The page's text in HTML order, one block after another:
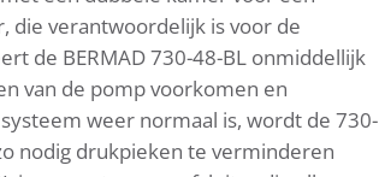
die verantwoordelijk is voor de
de BERMAD 730-48-BL onmiddellijk
van de pomp voorkomen en
weer normaal is, wordt de 730-
nodig drukpieken te verminderen